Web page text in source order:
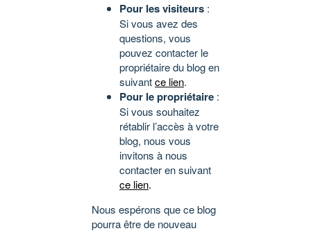
Pour les visiteurs :
Si vous avez des
questions, vous
pouvez contacter le
propriétaire du blog en
suivantce lien.
Pour le propriétaire :
Si vous souhaitez
rétablir l’accès à votre
blog, nous vous
invitons à nous
contacter en suivant
ce lien.
Nous espérons que ce blog
pourra être de nouveau